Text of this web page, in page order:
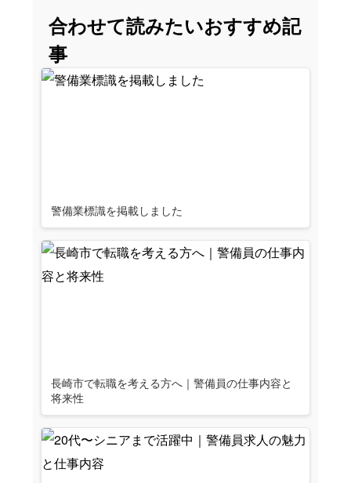
合わせて読みたいおすすめ記
事
警備業標識を掲載しました
長崎市で転職を考える方へ｜警備員の仕事内容と
将来性